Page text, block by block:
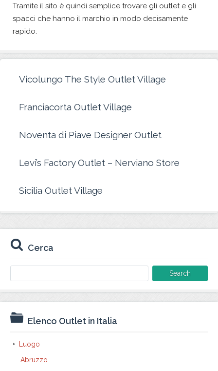
Tramite il sito è quindi semplice trovare gli outlet e gli
spacci che hanno il marchio in modo decisamente
rapido.
Vicolungo The Style Outlet Village
Franciacorta Outlet Village
Noventa di Piave Designer Outlet
Levi’s Factory Outlet – Nerviano Store
Sicilia Outlet Village
Cerca
for:
Elenco Outlet in Italia
Luogo
Abruzzo